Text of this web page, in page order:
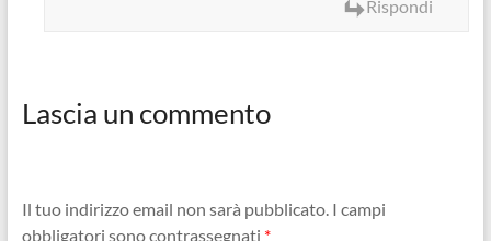
Rispondi
Lascia un commento
Il tuo indirizzo email non sarà pubblicato. I campi
obbligatori sono contrassegnati *